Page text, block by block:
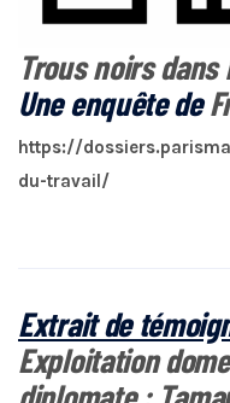
Trous noirs
Une enquête de
https://
du-travail/
Extrait de
Exploitation